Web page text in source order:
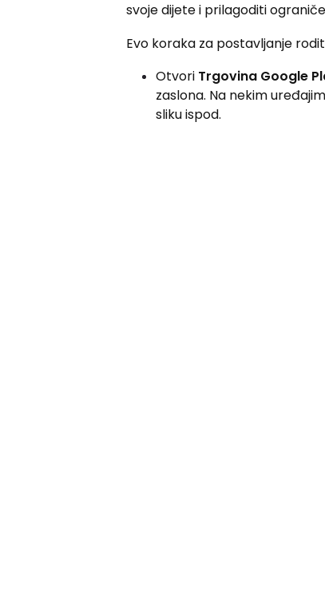
svoje dijete i prilagoditi
Evo koraka za postavljanje
Otvori Trgovina Google
zaslona. Na nekim
sliku ispod.